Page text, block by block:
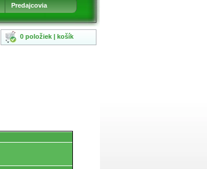
Predajcovia
0 položiek | košík